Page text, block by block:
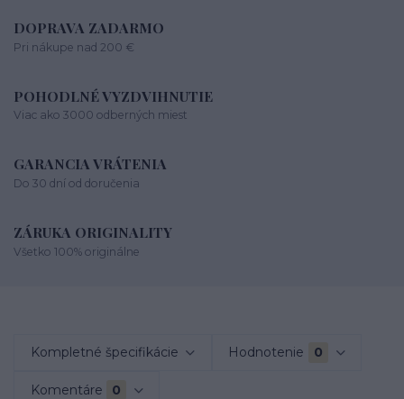
DOPRAVA ZADARMO
Pri nákupe nad 200 €
POHODLNÉ VYZDVIHNUTIE
Viac ako 3000 odberných miest
GARANCIA VRÁTENIA
Do 30 dní od doručenia
ZÁRUKA ORIGINALITY
Všetko 100% originálne
Kompletné špecifikácie Hodnotenie 0
Komentáre 0